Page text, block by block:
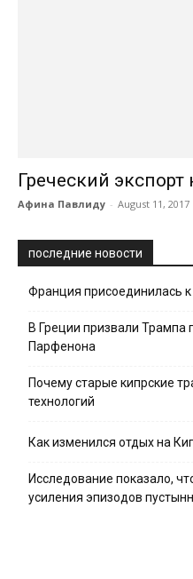
Греческий
Афина Павлиду - August 11, 2017
последние новости
Франция присоединилась
В Греции призвали Трампа
Парфенона
Почему старые кипрские
технологий
Как изменился отдых на
Исследование показало,
усиления эпизодов